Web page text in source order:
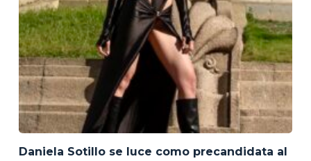
Daniela Sotillo se luce como precandidata al